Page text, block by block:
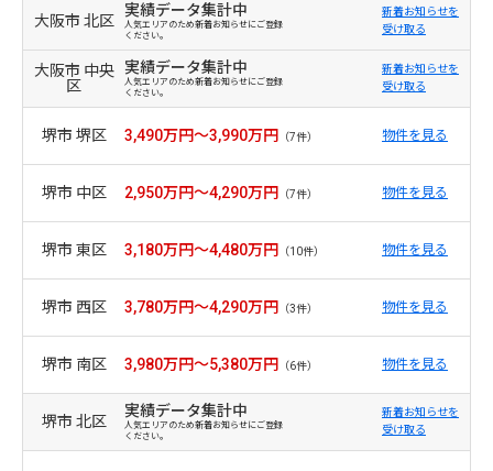
大阪市 北区
実績データ集計中
人気エリアのため新着お知らせにご登録
ください。
新着お知らせを
受け取る
大阪市 中央
区
実績データ集計中
人気エリアのため新着お知らせにご登録
ください。
新着お知らせを
受け取る
堺市 堺区 3,490万円～3,990万円 （7件） 物件を見る
堺市 中区 2,950万円～4,290万円 （7件） 物件を見る
堺市 東区 3,180万円～4,480万円 （10件） 物件を見る
堺市 西区 3,780万円～4,290万円 （3件） 物件を見る
堺市 南区 3,980万円～5,380万円 （6件） 物件を見る
堺市 北区
実績データ集計中
人気エリアのため新着お知らせにご登録
ください。
新着お知らせを
受け取る